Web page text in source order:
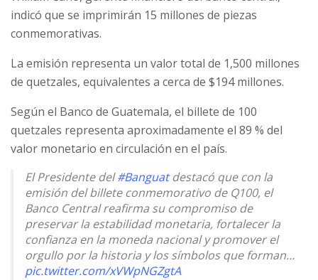
indicó que se imprimirán 15 millones de piezas
conmemorativas.
La emisión representa un valor total de 1,500 millones
de quetzales, equivalentes a cerca de $194 millones.
Según el Banco de Guatemala, el billete de 100
quetzales representa aproximadamente el 89 % del
valor monetario en circulación en el país.
El Presidente del#Banguatdestacó que con la
emisión del billete conmemorativo de Q100, el
Banco Central reafirma su compromiso de
preservar la estabilidad monetaria, fortalecer la
confianza en la moneda nacional y promover el
orgullo por la historia y los símbolos que forman…
pic.twitter.com/xVWpNGZgtA